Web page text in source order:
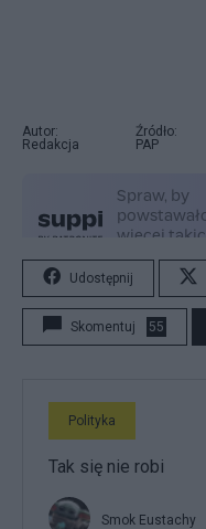
Autor:
Redakcja
Źródło:
PAP
Udostępnij
Skomentuj 55
Polityka
Tak się nie robi
Smok Eustachy